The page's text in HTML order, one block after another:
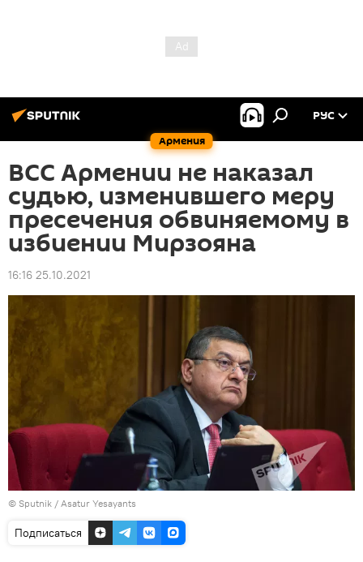
Армения
РУС
ВСС Армении не наказал
судью, изменившего меру
пресечения обвиняемому в
избиении Мирзояна
16:16 25.10.2021
© Sputnik / Asatur Yesayants
Подписаться